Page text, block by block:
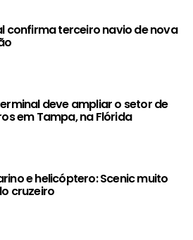
confirma terceiro navio de nova
deve ampliar o setor de
em Tampa, na Flórida
e helicóptero: Scenic muito
cruzeiro